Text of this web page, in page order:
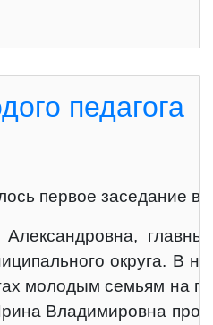
педагога
первое заседание
округа. В
молодым семьям на
Владимировна